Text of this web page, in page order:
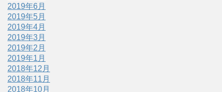
2019年6月
2019年5月
2019年4月
2019年3月
2019年2月
2019年1月
2018年12月
2018年11月
2018年10月